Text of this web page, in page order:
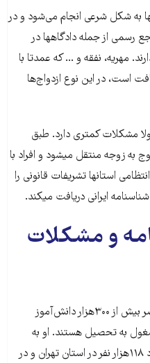
به شکل شرعی انجام می‌شود و در
رسمی از جمله دادگاه‏ها در
مهریه، نفقه و ... که عمدتا با
است، در این نوع ازدواج‌ها
مشکلات کمتری دارد. طبق
به زوجه منتقل می‏شود و افراد با
استان‏ها تشریفات قانونی را
و مشکلات
موسوی‌نسب اعلام کرده که در حال حاضر بیش از ۳۰۰هزار دانش‌آموز
به تحصیل هستند. او به
خبرگزاری ایسنا گفته است: «از این تعداد ۱۱۸هزار نفر در استان تهران و در